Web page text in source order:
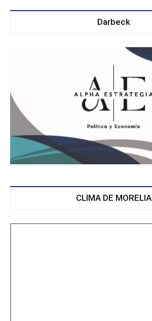
Darbeck
CLIMA DE MORELIA